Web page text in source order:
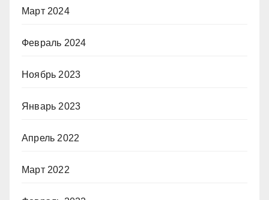
Март 2024
Февраль 2024
Ноябрь 2023
Январь 2023
Апрель 2022
Март 2022